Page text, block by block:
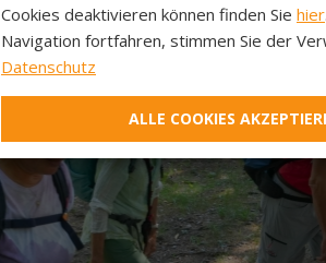
Cookies deaktivieren können finden Sie hier
Navigation fortfahren, stimmen Sie der
Datenschutz
ALLE COOKIES